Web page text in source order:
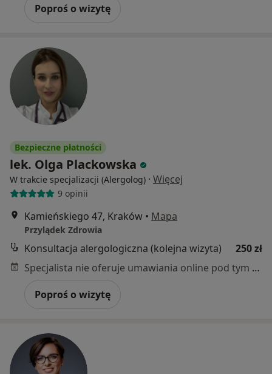
Poproś o wizytę
Bezpieczne płatności
lek. Olga Plackowska
W trakcie specjalizacji (Alergolog) · Więcej
9 opinii
Kamieńskiego 47, Kraków • Mapa
Przylądek Zdrowia
Konsultacja alergologiczna (kolejna wizyta)
250 zł
Specjalista nie oferuje umawiania online pod tym adresem.
Poproś o wizytę